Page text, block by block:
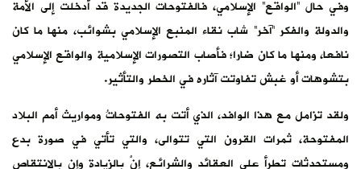
وفي حال “الواقع” الإسلامي، فالفتوحات الجديدة قد أدخلت إلى الأمة
والدولة والفكر “آخر” شاب نقاء المنبع الإسلامي بشوائب، منها ما كان
نافعا، ومنها ما كان ضارا؛ فأصاب التصورات الإسلامية والواقع الإسلامي
بتشوهات أو غبش تفاوتت آثاره في الخطر والتأثير.
ولقد تزامل مع هذا الوافد، الذي أتت به الفتوحاتُ ومواريث أمم البلاد
المفتوحة، ثمرات القرون التي تتوالى، والتي تأتي في صورة بدع
ومستحدثات تطرأ على العقائد والشرائع، إنْ بالزيادة وإن بالانتقاص